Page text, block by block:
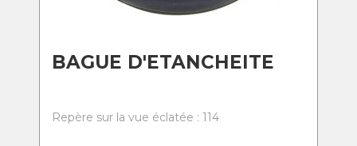
BAGUE D'ETANCHEITE
Repère sur la vue éclatée : 114